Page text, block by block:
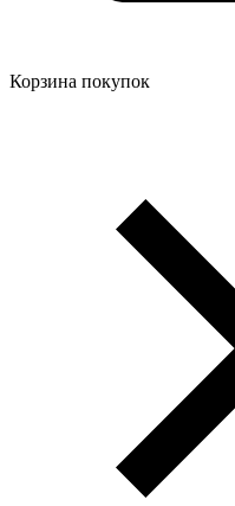
Корзина покупок